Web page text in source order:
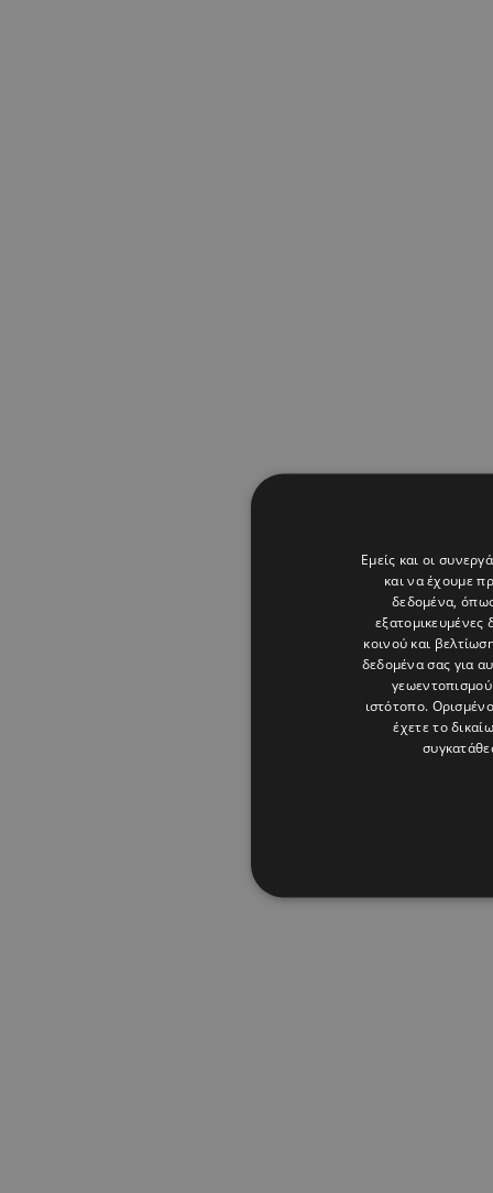
Εμείς και οι
και να έχουμε
δεδομένα,
εξατομικευμένες
κοινού και
δεδομένα σας για
ιστότοπο.
έχετε το